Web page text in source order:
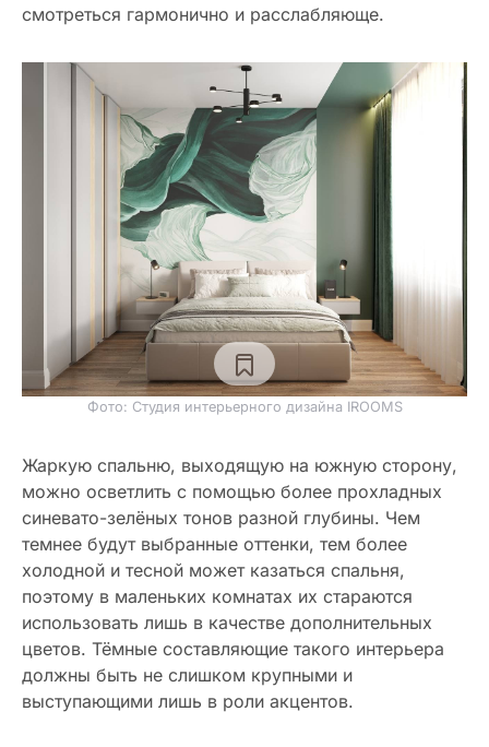
смотреться гармонично и расслабляюще.
Фото: Студия интерьерного дизайна IROOMS
Жаркую спальню, выходящую на южную сторону,
можно осветлить с помощью более прохладных
синевато-зелёных тонов разной глубины. Чем
темнее будут выбранные оттенки, тем более
холодной и тесной может казаться спальня,
поэтому в маленьких комнатах их стараются
использовать лишь в качестве дополнительных
цветов. Тёмные составляющие такого интерьера
должны быть не слишком крупными и
выступающими лишь в роли акцентов.